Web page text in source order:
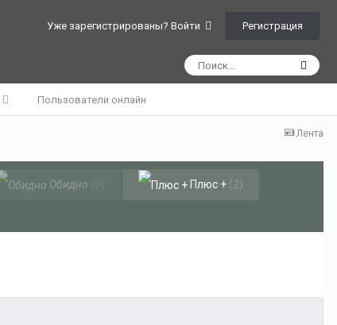
Уже зарегистрированы? Войти Регистрация
Пользователи онлайн
Лента
Обидно (0) Плюс + (2)